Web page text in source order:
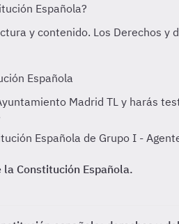
Española de Grupo I -
Constitución Española.